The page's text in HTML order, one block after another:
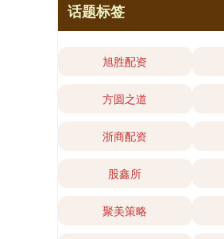
话题标签
旭胜配资
方圆之道
浙商配资
股鑫所
聚美策略